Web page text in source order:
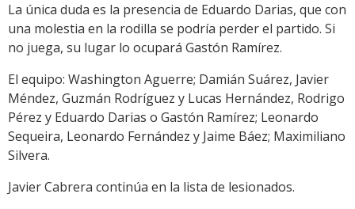
La única duda es la presencia de Eduardo Darias, que con
una molestia en la rodilla se podría perder el partido. Si
no juega, su lugar lo ocupará Gastón Ramírez.
El equipo: Washington Aguerre; Damián Suárez, Javier
Méndez, Guzmán Rodríguez y Lucas Hernández, Rodrigo
Pérez y Eduardo Darias o Gastón Ramírez; Leonardo
Sequeira, Leonardo Fernández y Jaime Báez; Maximiliano
Silvera.
Javier Cabrera continúa en la lista de lesionados.